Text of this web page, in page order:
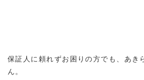
保証人に頼れずお困りの方でも、あき
ん。